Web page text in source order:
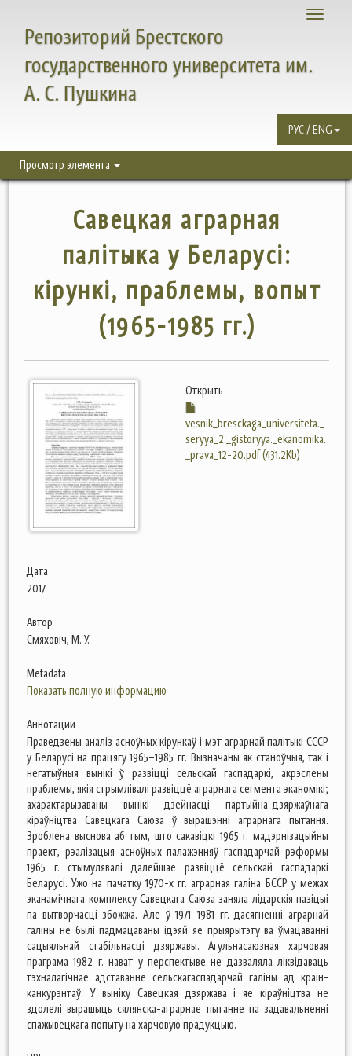
Toggle
Репозиторий Брестского
государственного университета им.
А. С. Пушкина
РУС / ENG
Просмотр элемента
Савецкая аграрная
палітыка у Беларусі:
кірункі, праблемы, вопыт
(1965-1985 гг.)
Открыть
vesnik_bresckaga_universiteta._
seryya_2._gistoryya._ekanomika.
_prava_12-20.pdf (431.2Kb)
Дата
2017
Автор
Смяховіч, М. У.
Metadata
Показать полную информацию
Аннотации
Праведзены аналіз асноўных кірункаў і мэт аграрнай палітыкі СССР
у Беларусі на працягу 1965–1985 гг. Вызначаны як станоўчыя, так і
негатыўныя вынікі ў развіцці сельскай гаспадаркі, акрэслены
праблемы, якія стрымлівалі развіццё аграрнага сегмента эканомікі;
ахарактарызаваны вынікі дзейнасці партыйна-дзяржаўнага
кіраўніцтва Савецкага Саюза ў вырашэнні аграрнага пытання.
Зроблена выснова аб тым, што сакавіцкі 1965 г. мадэрнізацыйны
праект, рэалізацыя асноўных палажэнняў гаспадарчай рэформы
1965 г. стымулявалі далейшае развіццё сельскай гаспадаркі
Беларусі. Ужо на пачатку 1970-х гг. аграрная галіна БССР у межах
эканамічнага комплексу Савецкага Саюза заняла лідарскія пазіцыі
па вытворчасці збожжа. Але ў 1971–1981 гг. дасягненні аграрнай
галіны не былі падмацаваны ідэяй яе прыярытэту ва ўмацаванні
сацыяльнай стабільнасці дзяржавы. Агульнасаюзная харчовая
праграма 1982 г. нават у перспектыве не дазваляла ліквідаваць
тэхналагічнае адставанне сельскагаспадарчай галіны ад краін-
канкурэнтаў. У выніку Савецкая дзяржава і яе кіраўніцтва не
здолелі вырашыць сялянска-аграрнае пытанне па задавальненні
спажывецкага попыту на харчовую прадукцыю.